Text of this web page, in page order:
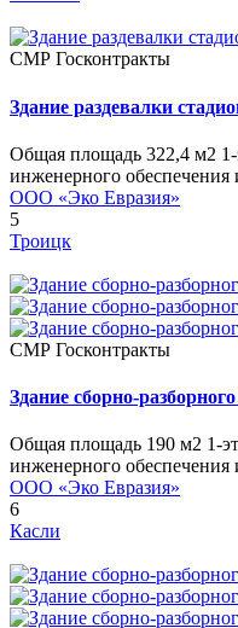
СМР Госконтракты
Здание раздевалки
Общая площадь 322,4 м2 1-
инженерного обеспечения
ООО «Эко Евразия»
5
Троицк
СМР Госконтракты
Здание сборно-
Общая площадь 190 м2 1-
инженерного обеспечения
ООО «Эко Евразия»
6
Касли